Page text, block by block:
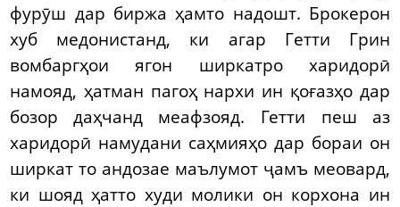
фурӯш дар биржа ҳамто надошт. Брокерон
хуб медонистанд, ки агар Гетти Грин
вомбаргҳои ягон ширкатро харидорӣ
намояд, ҳатман пагоҳ нархи ин қоғазҳо дар
бозор даҳчанд меафзояд. Гетти пеш аз
харидорӣ намудани саҳмияҳо дар бораи он
ширкат то андозае маълумот ҷамъ меовард,
ки шояд ҳатто худи молики он корхона ин